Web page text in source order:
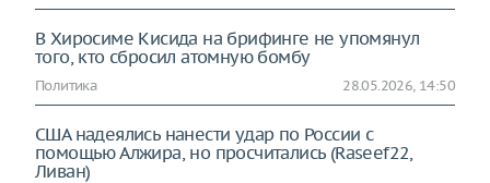
В Хиросиме Кисида на брифинге не упомянул
того, кто сбросил атомную бомбу
Политика 28.05.2026, 14:50
США надеялись нанести удар по России с
помощью Алжира, но просчитались (Raseef22,
Ливан)